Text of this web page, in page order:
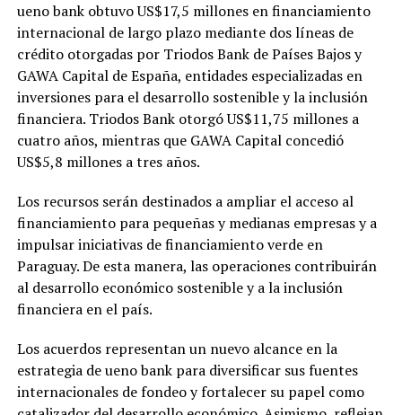
ueno bank obtuvo US$17,5 millones en financiamiento
internacional de largo plazo mediante dos líneas de
crédito otorgadas por Triodos Bank de Países Bajos y
GAWA Capital de España, entidades especializadas en
inversiones para el desarrollo sostenible y la inclusión
financiera. Triodos Bank otorgó US$11,75 millones a
cuatro años, mientras que GAWA Capital concedió
US$5,8 millones a tres años.
Los recursos serán destinados a ampliar el acceso al
financiamiento para pequeñas y medianas empresas y a
impulsar iniciativas de financiamiento verde en
Paraguay. De esta manera, las operaciones contribuirán
al desarrollo económico sostenible y a la inclusión
financiera en el país.
Los acuerdos representan un nuevo alcance en la
estrategia de ueno bank para diversificar sus fuentes
internacionales de fondeo y fortalecer su papel como